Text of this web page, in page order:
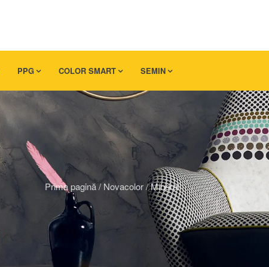
PPG COLOR SMART SEMIN
Prima pagină/Novacolor/Mineral